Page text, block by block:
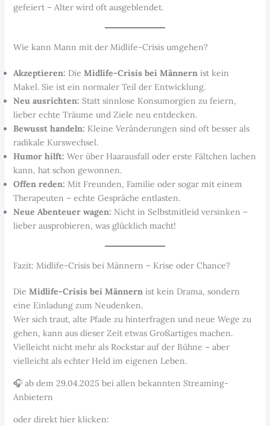
gefeiert – Alter wird oft ausgeblendet.
Wie kann Mann mit der Midlife-Crisis umgehen?
Akzeptieren: Die Midlife-Crisis bei Männernist kein
Makel. Sie ist ein normaler Teil der Entwicklung.
Neu ausrichten: Statt sinnlose Konsumorgien zu feiern,
lieber echte Träume und Ziele neu entdecken.
Bewusst handeln: Kleine Veränderungen sind oft besser als
radikale Kurswechsel.
Humor hilft: Wer über Haarausfall oder erste Fältchen lachen
kann, hat schon gewonnen.
Offen reden: Mit Freunden, Familie oder sogar mit einem
Therapeuten – echte Gespräche entlasten.
Neue Abenteuer wagen: Nicht in Selbstmitleid versinken –
lieber ausprobieren, was glücklich macht!
Fazit: Midlife-Crisis bei Männern – Krise oder Chance?
Die Midlife-Crisis bei Männernist kein Drama, sondern
eine Einladung zum Neudenken.
Wer sich traut, alte Pfade zu hinterfragen und neue Wege zu
gehen, kann aus dieser Zeit etwas Großartiges machen.
Vielleicht nicht mehr als Rockstar auf der Bühne – aber
vielleicht als echter Held im eigenen Leben.
🎧 ab dem 29.04.2025 bei allen bekannten Streaming-
Anbietern
oder direkt hier klicken: